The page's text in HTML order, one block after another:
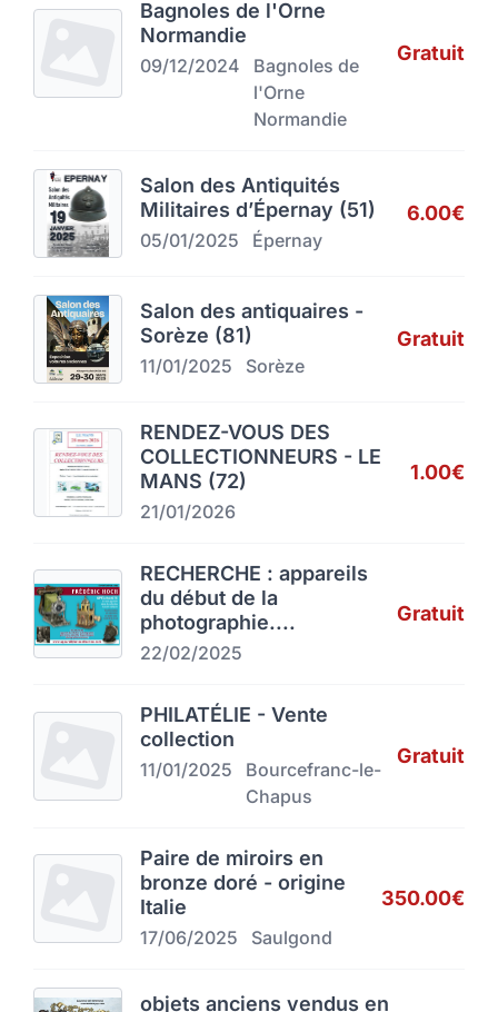
Bagnoles de l'Orne
Normandie
09/12/2024
Bagnoles de
l'Orne
Normandie
Gratuit
Salon des Antiquités
Militaires d’Épernay (51)
05/01/2025 Épernay
6.00€
Salon des antiquaires -
Sorèze (81)
11/01/2025 Sorèze
Gratuit
RENDEZ-VOUS DES
COLLECTIONNEURS - LE
MANS (72)
21/01/2026
1.00€
RECHERCHE : appareils
du début de la
photographie....
22/02/2025
Gratuit
PHILATÉLIE - Vente
collection
11/01/2025
Bourcefranc-le-
Chapus
Gratuit
Paire de miroirs en
bronze doré - origine
Italie
17/06/2025 Saulgond
350.00€
objets anciens vendus en